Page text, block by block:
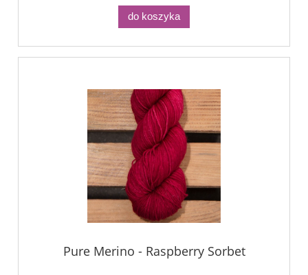
do koszyka
Pure Merino - Raspberry Sorbet